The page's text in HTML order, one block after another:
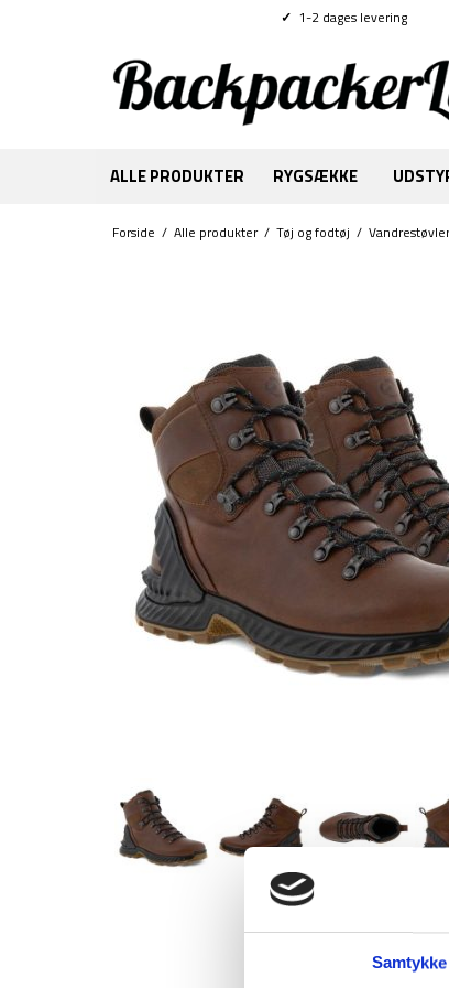
Samtykke
✓ 1-2 dages levering
ALLE PRODUKTER RYGSÆKKE
Forside / Alle produkter/ Tøj og fodtøj / Vandrestøvler